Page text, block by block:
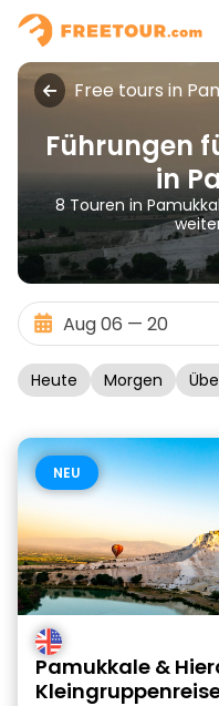
Free tours in
Führungen
in
8 Touren in
Heute Morgen
NEU
Pamukkale &